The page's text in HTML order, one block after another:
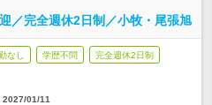
／完全週休2日制／小牧・尾張旭
なし 学歴不問 完全週休2日制
2027/01/11